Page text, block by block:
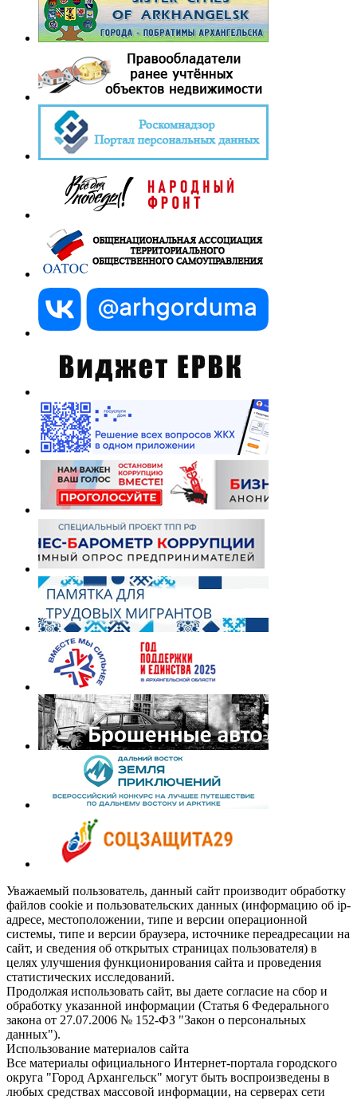
Уважаемый пользователь, данный сайт производит обработку
файлов cookie и пользовательских данных (информацию об ip-
адресе, местоположении, типе и версии операционной
системы, типе и версии браузера, источнике переадресации на
сайт, и сведения об открытых страницах пользователя) в
целях улучшения функционирования сайта и проведения
статистических исследований.
Продолжая использовать сайт, вы даете согласие на сбор и
обработку указанной информации (Статья 6 Федерального
закона от 27.07.2006 № 152-ФЗ "Закон о персональных
данных").
Использование материалов сайта
Все материалы официального Интернет-портала городского
округа "Город Архангельск" могут быть воспроизведены в
любых средствах массовой информации, на серверах сети